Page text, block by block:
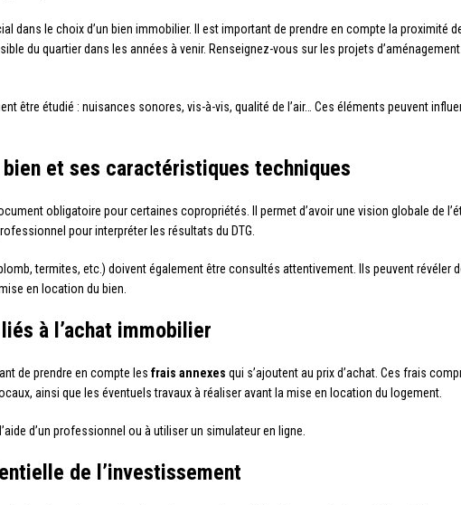
dans le choix d’un bien immobilier. Il est important de prendre en compte la proximité
du quartier dans les années à venir. Renseignez-vous sur les projets
être étudié : nuisances sonores, vis-à-vis, qualité de l’air… Ces éléments peuvent
et ses caractéristiques techniques
obligatoire pour certaines copropriétés. Il permet d’avoir une vision globale de
pour interpréter les résultats du DTG.
termites, etc.) doivent également être consultés attentivement. Ils peuvent révéler
en location du bien.
à l’achat immobilier
de prendre en compte les frais annexes qui s’ajoutent au prix d’achat. Ces frais
ainsi que les éventuels travaux à réaliser avant la mise en location du logement.
d’un professionnel ou à utiliser un simulateur en ligne.
de l’investissement